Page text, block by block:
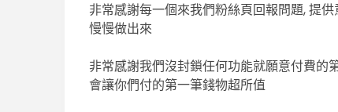
非常感謝每一個來我們粉絲頁回報問題, 提
慢慢做出來
非常感謝我們沒封鎖任何功能就願意付費的
會讓你們付的第一筆錢物超所值